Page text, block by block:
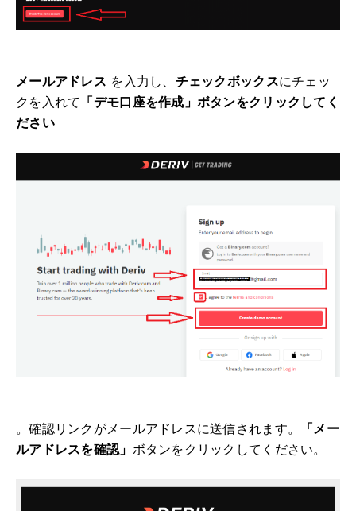
メールアドレス を入力し、 チェックボックスにチェッ
クを入れて 「デモ口座を作成」ボタンをクリックしてく
ださい
。確認リンクがメールアドレスに送信されます。
「メー
ルアドレスを確認」 ボタンをクリックしてください。